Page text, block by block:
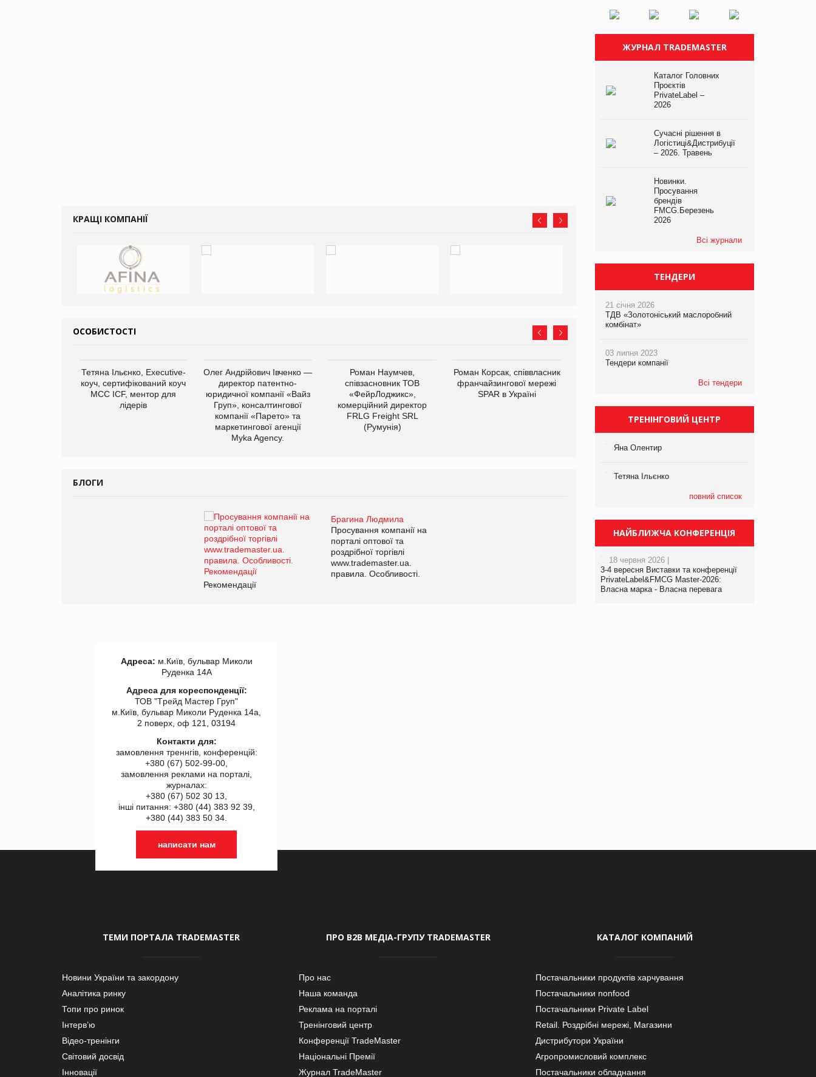
КРАЩІ КОМПАНІЇ
ОСОБИСТОСТІ
Тетяна Ільєнко, Executive-
коуч, сертифікований коуч
МСС ICF, ментор для
лідерів
Олег Андрійович Івченко —
директор патентно-
юридичної компанії «Вайз
Груп», консалтингової
компанії «Парето» та
маркетингової агенції
Myka Agency.
Роман Наумчев,
співзасновник ТОВ
«ФейрЛоджикс»,
комерційний директор
FRLG Freight SRL
(Румунія)
Роман Корсак, співвласник
франчайзингової мережі
SPAR в Україні
виробництва
компанії «УкраМарин»
БЛОГИ
Брагина Людмила
Просування компанії на
порталі оптової та
роздрібної торгівлі
www.trademaster.ua.
правила. Особливості.
Рекомендації
Брагина Людмила
Просування компанії на
www.trademaster.ua.
правила. Особливості.
ЖУРНАЛ TRADEMASTER
Каталог Головних
Проєктів
PrivateLabel –
2026
Сучасні рішення в
Логістиці&Дистрибуції
– 2026. Травень
Новинки.
Просування
брендів
FMCG.Березень
2026
Всі журнали
ТЕНДЕРИ
21 січня 2026
ТДВ «Золотоніський маслоробний
комбінат»
03 липня 2023
Тендери компанії
Всі тендери
ТРЕНІНГОВИЙ ЦЕНТР
Яна Олентир
Тетяна Ільєнко
повний список
НАЙБЛИЖЧА КОНФЕРЕНЦІЯ
18 червня 2026 |
3-4 вересня Виставки та конференції
PrivateLabel&FMCG Master-2026:
Власна марка - Власна перевага
Адреса: м.Київ, бульвар Миколи
Руденка 14А
Адреса для кореспонденції:
ТОВ "Tрейд Мастер Груп"
м.Київ, бульвар Миколи Руденка 14а,
2 поверх, оф 121, 03194
Контакти для:
замовлення треннгів, конференцій:
+380 (67) 502-99-00,
замовлення реклами на порталі,
журналах:
+380 (67) 502 30 13,
інші питання: +380 (44) 383 92 39,
+380 (44) 383 50 34.
написати нам
ТЕМИ ПОРТАЛА TRADEMASTER
Новини України та закордону
Аналітика ринку
Топи про ринок
Інтерв’ю
Відео-тренінги
Світовий досвід
Інновації
ПРО В2В МЕДІА-ГРУПУ TRADEMASTER
Про нас
Наша команда
Реклама на порталі
Тренінговий центр
Конференції TradeMaster
Національні Премії
Журнал TradeMaster
КАТАЛОГ КОМПАНИЙ
Постачальники продуктів харчування
Постачальники nonfood
Постачальники Private Label
Retail. Роздрібні мережі, Магазини
Дистрибутори України
Агропромисловий комплекс
Постачальники обладнання